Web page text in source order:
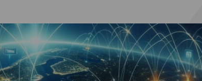
nieuw
Producten & Diensten
CoManage AI nieuw